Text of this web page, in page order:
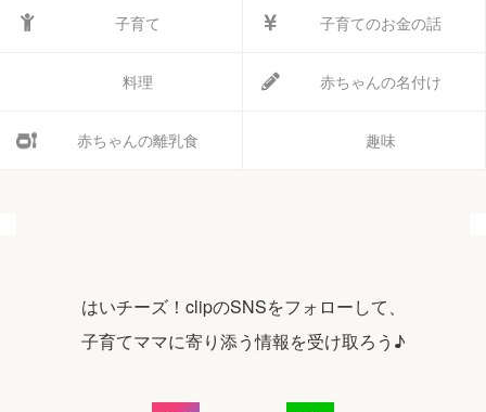
子育て 子育てのお金の話
料理 赤ちゃんの名付け
赤ちゃんの離乳食 趣味
はいチーズ！clipのSNSをフォローして、
子育てママに寄り添う情報を受け取ろう♪